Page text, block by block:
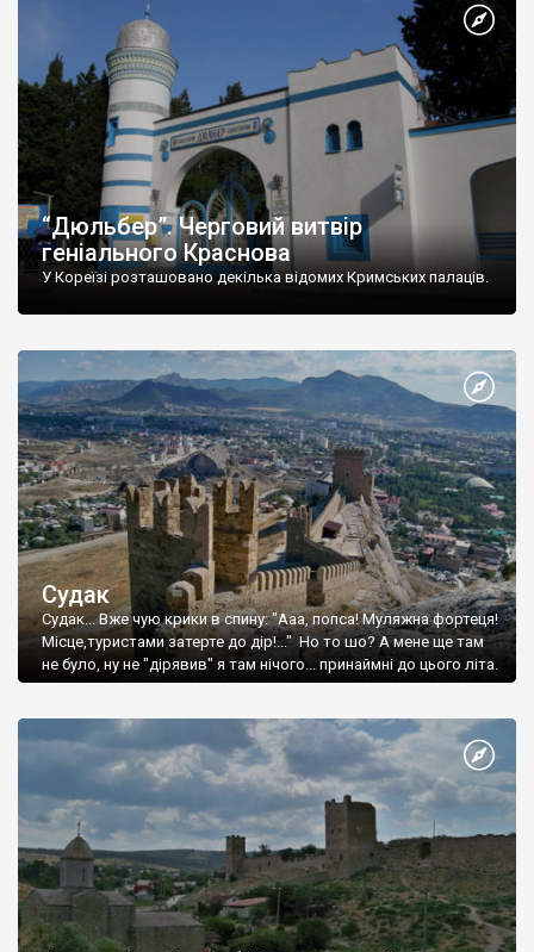
“Дюльбер”. Черговий витвір
геніального Краснова
У Кореїзі розташовано декілька відомих Кримських палаців.
Судак
Судак... Вже чую крики в спину: "Ааа, попса! Муляжна фортеця!
Місце,туристами затерте до дір!..." Но то шо? А мене ще там
не було, ну не "дірявив" я там нічого... принаймні до цього літа.